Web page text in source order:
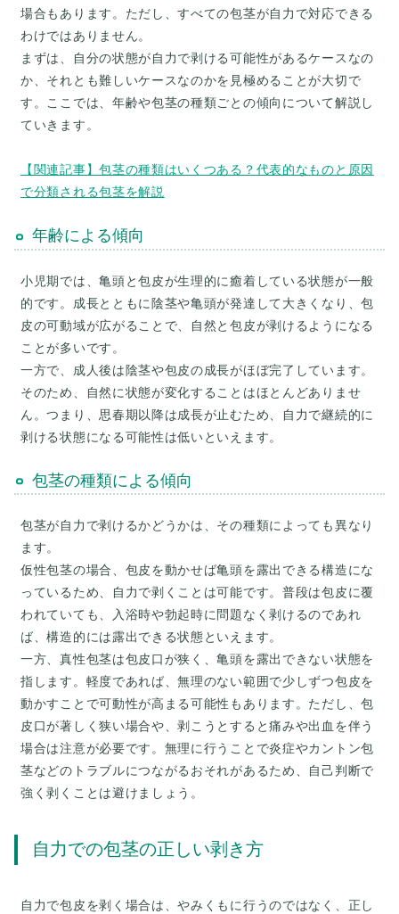
場合もあります。ただし、すべての包茎が自力で対応できる
わけではありません。
まずは、自分の状態が自力で剥ける可能性があるケースなの
か、それとも難しいケースなのかを見極めることが大切で
す。ここでは、年齢や包茎の種類ごとの傾向について解説し
ていきます。
【関連記事】包茎の種類はいくつある？代表的なものと原因
で分類される包茎を解説
年齢による傾向
小児期では、亀頭と包皮が生理的に癒着している状態が一般
的です。成長とともに陰茎や亀頭が発達して大きくなり、包
皮の可動域が広がることで、自然と包皮が剥けるようになる
ことが多いです。
一方で、成人後は陰茎や包皮の成長がほぼ完了しています。
そのため、自然に状態が変化することはほとんどありませ
ん。つまり、思春期以降は成長が止むため、自力で継続的に
包茎の種類による傾向
包茎が自力で剥けるかどうかは、その種類によっても異なり
ます。
仮性包茎の場合、包皮を動かせば亀頭を露出できる構造にな
っているため、自力で剥くことは可能です。普段は包皮に覆
われていても、入浴時や勃起時に問題なく剥けるのであれ
ば、構造的には露出できる状態といえます。
一方、真性包茎は包皮口が狭く、亀頭を露出できない状態を
指します。軽度であれば、無理のない範囲で少しずつ包皮を
動かすことで可動性が高まる可能性もあります。ただし、包
皮口が著しく狭い場合や、剥こうとすると痛みや出血を伴う
場合は注意が必要です。無理に行うことで炎症やカントン包
茎などのトラブルにつながるおそれがあるため、自己判断で
自力での包茎の正しい剥き方
自力で包皮を剥く場合は、やみくもに行うのではなく、正し